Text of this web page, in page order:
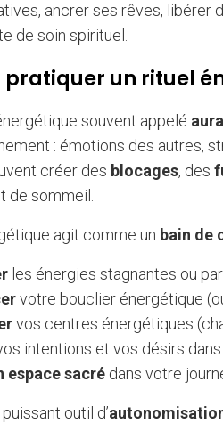
ancrer ses rêves,
de soin spirituel.
pratiquer un rituel
souvent appelé aura
: émotions des autres,
créer des blocages, des
de sommeil.
agit comme un bain de
les énergies stagnantes ou
votre bouclier énergétique
vos centres énergétiques
intentions et vos désirs dans
espace sacré dans votre
outil d’